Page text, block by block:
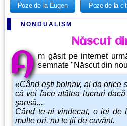
Poze de la Eugen Poze de la
NONDUALISM
Născut
A m găsit pe internet
semnate "Născut din
«Când eşti bolnav, ai da orice
că vei face atâtea lucruri
şansă...
Când te-ai vindecat, o iei de
multe ori, nu te ţii de cuvânt.